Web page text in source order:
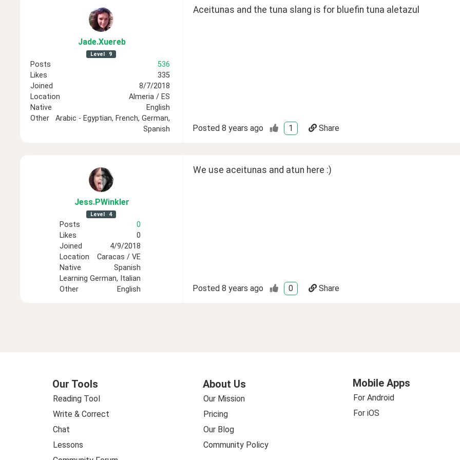
Jade.Xuereb
Level 9
Posts
536
Likes
335
Joined
8/7/2018
Location
Almeria / ES
Native
English
Other
Arabic - Egyptian, French, German,
Spanish
Aceitunas and the tuna slang is for bluefin tuna aletazul
Posted 8 years ago 1 Share
Jess.PWinkler
Level 4
Posts
0
Likes
0
Joined
4/9/2018
Location
Caracas / VE
Native
Spanish
Learning German, Italian
Other
English
We use aceitunas and atun here :)
Posted 8 years ago 0 Share
Our Tools
Reading Tool
Write & Correct
Chat
Lessons
About Us
Our Mission
Pricing
Our Blog
Community Policy
Mobile Apps
For Android
For iOS